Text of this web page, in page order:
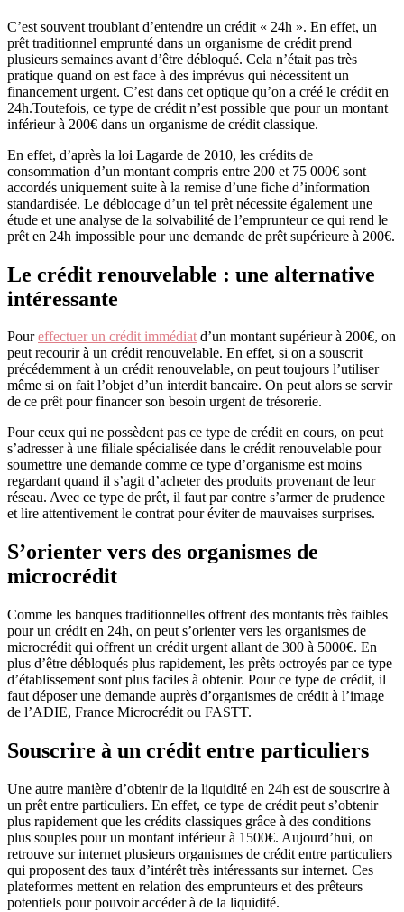
C’est souvent troublant d’entendre un crédit « 24h ». En effet, un
prêt traditionnel emprunté dans un organisme de crédit prend
plusieurs semaines avant d’être débloqué. Cela n’était pas très
pratique quand on est face à des imprévus qui nécessitent un
financement urgent. C’est dans cet optique qu’on a créé le crédit en
24h.Toutefois, ce type de crédit n’est possible que pour un montant
inférieur à 200€ dans un organisme de crédit classique.
En effet, d’après la loi Lagarde de 2010, les crédits de
consommation d’un montant compris entre 200 et 75 000€ sont
accordés uniquement suite à la remise d’une fiche d’information
standardisée. Le déblocage d’un tel prêt nécessite également une
étude et une analyse de la solvabilité de l’emprunteur ce qui rend le
prêt en 24h impossible pour une demande de prêt supérieure à 200€.
Le crédit renouvelable : une alternative
intéressante
Poureffectuer un crédit immédiatd’un montant supérieur à 200€, on
peut recourir à un crédit renouvelable. En effet, si on a souscrit
précédemment à un crédit renouvelable, on peut toujours l’utiliser
même si on fait l’objet d’un interdit bancaire. On peut alors se servir
de ce prêt pour financer son besoin urgent de trésorerie.
Pour ceux qui ne possèdent pas ce type de crédit en cours, on peut
s’adresser à une filiale spécialisée dans le crédit renouvelable pour
soumettre une demande comme ce type d’organisme est moins
regardant quand il s’agit d’acheter des produits provenant de leur
réseau. Avec ce type de prêt, il faut par contre s’armer de prudence
et lire attentivement le contrat pour éviter de mauvaises surprises.
S’orienter vers des organismes de
microcrédit
Comme les banques traditionnelles offrent des montants très faibles
pour un crédit en 24h, on peut s’orienter vers les organismes de
microcrédit qui offrent un crédit urgent allant de 300 à 5000€. En
plus d’être débloqués plus rapidement, les prêts octroyés par ce type
d’établissement sont plus faciles à obtenir. Pour ce type de crédit, il
faut déposer une demande auprès d’organismes de crédit à l’image
de l’ADIE, France Microcrédit ou FASTT.
Souscrire à un crédit entre particuliers
Une autre manière d’obtenir de la liquidité en 24h est de souscrire à
un prêt entre particuliers. En effet, ce type de crédit peut s’obtenir
plus rapidement que les crédits classiques grâce à des conditions
plus souples pour un montant inférieur à 1500€. Aujourd’hui, on
retrouve sur internet plusieurs organismes de crédit entre particuliers
qui proposent des taux d’intérêt très intéressants sur internet. Ces
plateformes mettent en relation des emprunteurs et des prêteurs
potentiels pour pouvoir accéder à de la liquidité.